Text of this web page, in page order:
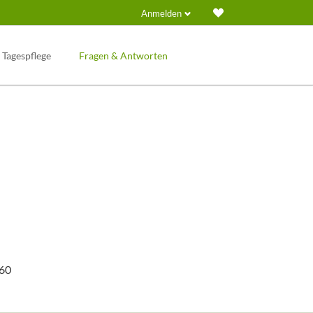
Anmelden
Tagespflege Fragen & Antworten